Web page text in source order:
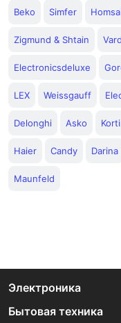
Beko Simfer
Zigmund & Shtain Vard
Electronicsdeluxe
LEX Weissgauff
Delonghi Asko
Haier Candy Darina
Maunfeld
Электроника
Бытовая техника